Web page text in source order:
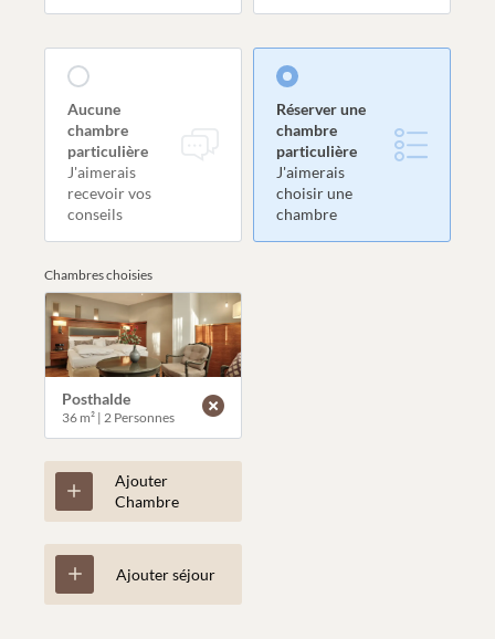
Aucune
chambre
particulière
J'aimerais
recevoir vos
conseils
Réserver une
chambre
particulière
J'aimerais
choisir une
chambre
Chambres choisies
Posthalde
36 m² | 2 Personnes
Ajouter
Chambre
Ajouter séjour